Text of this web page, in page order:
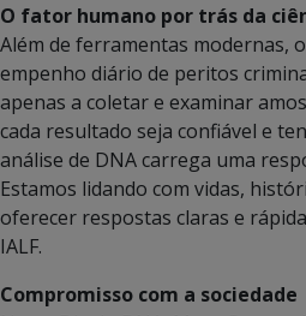
O fator humano por trás da
Além de ferramentas modernas,
empenho diário de peritos
apenas a coletar e examinar
cada resultado seja confiável e
análise de DNA carrega uma
Estamos lidando com vidas,
oferecer respostas claras e
IALF.
Compromisso com a sociedade